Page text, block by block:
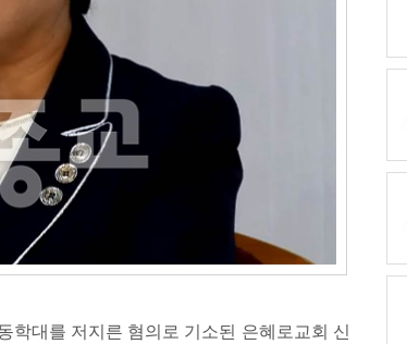
대를 저지른 혐의로 기소된 은혜로교회 신